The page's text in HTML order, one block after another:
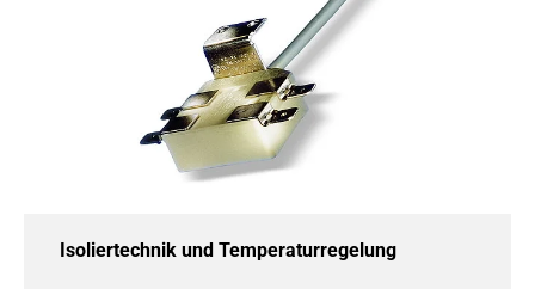
Isoliertechnik und Temperaturregelung